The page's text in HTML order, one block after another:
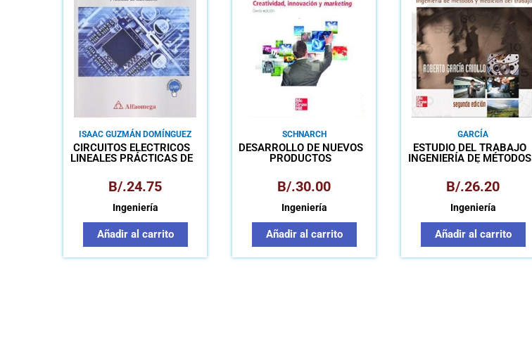
ISAAC GUZMÁN DOMÍNGUEZ
CIRCUITOS ELÉCTRICOS
LINEALES PRÁCTICAS DE
B/.24.75
Ingeniería
Añadir al carrito
SCHNARCH
DESARROLLO DE NUEVOS
PRODUCTOS
INNOVACIÓN Y
MARKETING
B/.30.00
Ingeniería
Añadir al carrito
GARCÍA
ESTUDIO DEL TRABAJO
INGENIERÍA DE MÉTODOS
TRABAJO
B/.26.20
Ingeniería
Añadir al carrito